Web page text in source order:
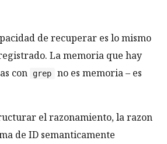
de recuperar es lo mismo
La memoria que hay
con
grep
no es memoria – es
el razonamiento, la razon
de ID semanticamente